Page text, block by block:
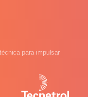
para impulsar